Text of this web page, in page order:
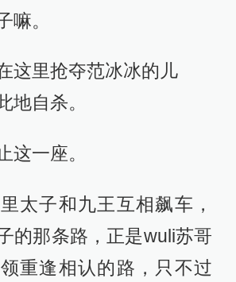
嘛。
这里抢夺范冰冰的儿
地自杀。
这一座。
太子和九王互相飙车，
的那条路，正是wuli苏哥
重逢相认的路，只不过